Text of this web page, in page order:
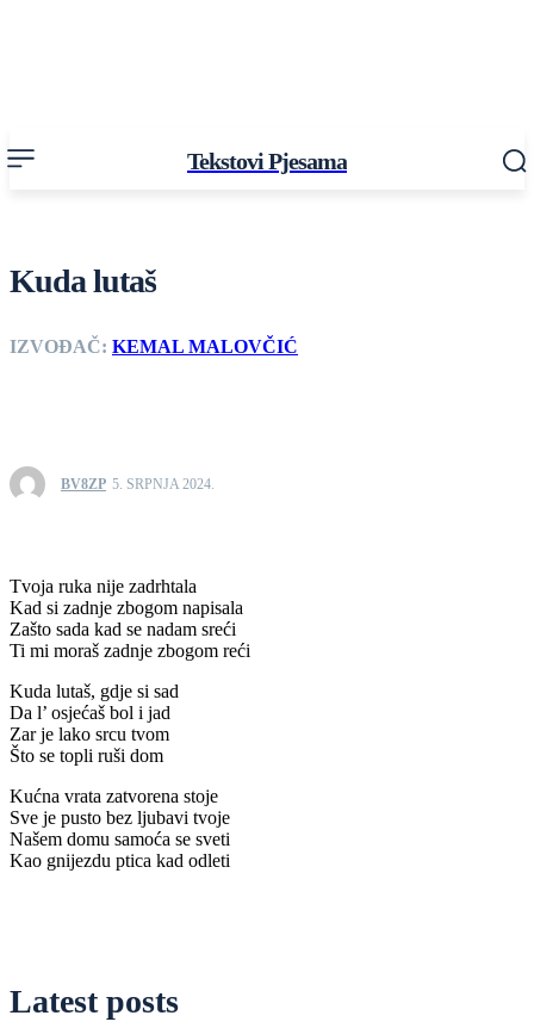
Tekstovi Pjesama
Kuda lutaš
IZVOĐAČ: KEMAL MALOVČIĆ
BV8ZP 5. SRPNJA 2024.
Tvoja ruka nije zadrhtala
Kad si zadnje zbogom napisala
Zašto sada kad se nadam sreći
Ti mi moraš zadnje zbogom reći
Kuda lutaš, gdje si sad
Da l’ osjećaš bol i jad
Zar je lako srcu tvom
Što se topli ruši dom
Kućna vrata zatvorena stoje
Sve je pusto bez ljubavi tvoje
Našem domu samoća se sveti
Kao gnijezdu ptica kad odleti
Latest posts